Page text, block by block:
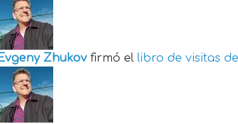
Zhukov firmó el libro de visitas de